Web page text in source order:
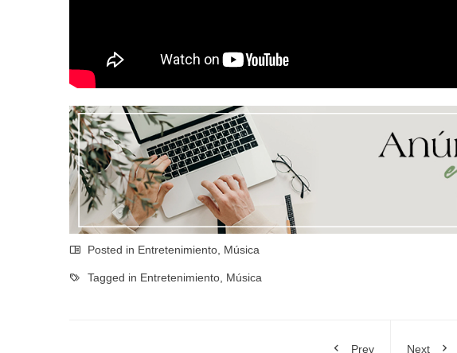
Posted in Entretenimiento Música
Tagged in Entretenimiento Música
Prev
Next